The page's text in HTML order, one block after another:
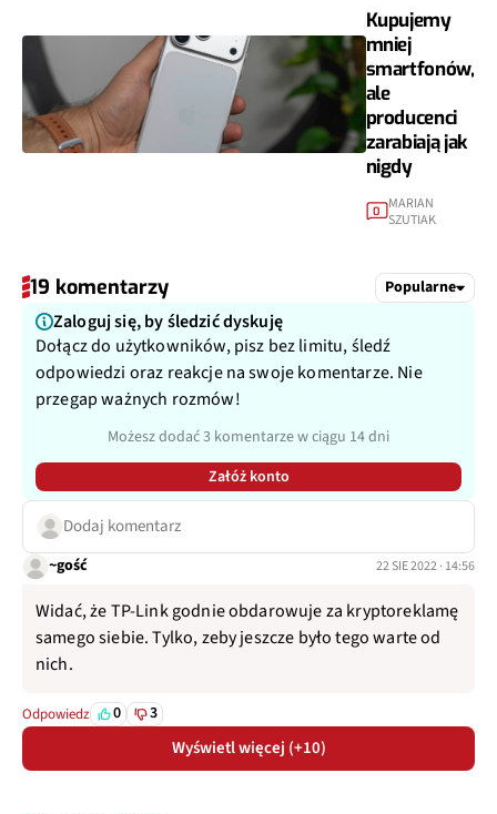
Kupujemy
mniej
smartfonów,
ale
producenci
zarabiają jak
nigdy
0 MARIAN
SZUTIAK
19 komentarzy Popularne
Zaloguj się, by śledzić dyskuję
Dołącz do użytkowników, pisz bez limitu, śledź
odpowiedzi oraz reakcje na swoje komentarze. Nie
przegap ważnych rozmów!
Możesz dodać 3 komentarze w ciągu 14 dni
Załóż konto
Dodaj komentarz
~gość 22 SIE 2022 · 14:56
Widać, że TP-Link godnie obdarowuje za kryptoreklamę
samego siebie. Tylko, zeby jeszcze było tego warte od
nich.
Odpowiedz 0 3
Wyświetl więcej (+10)